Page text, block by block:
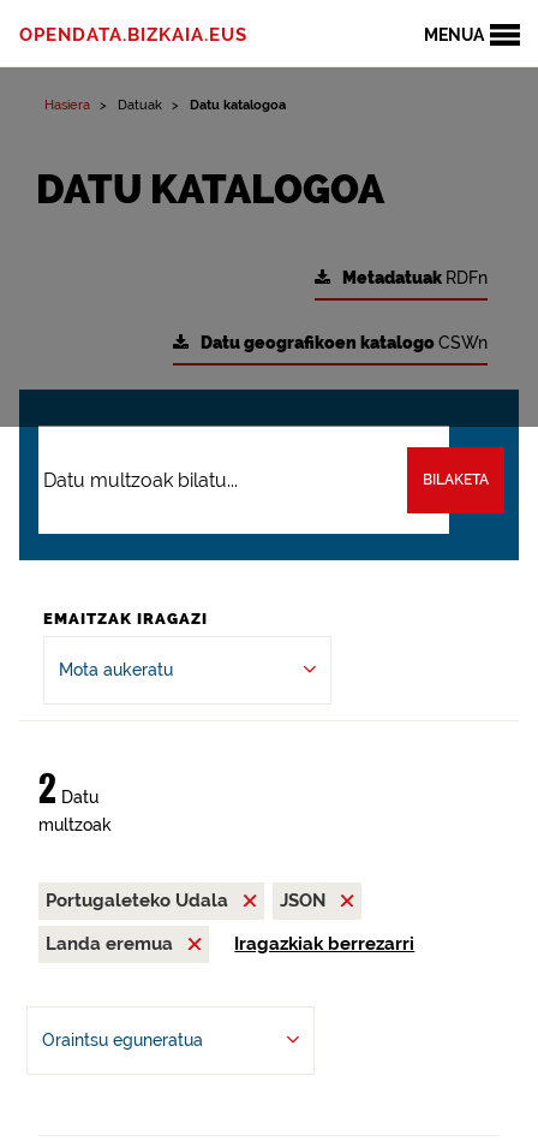
MENUA
OPENDATA.BIZKAIA.EUS
Hasiera Datuak Datu katalogoa
DATU KATALOGOA
Metadatuak RDFn
Datu geografikoen katalogoCSWn
BILAKETA
EMAITZAK IRAGAZI
Mota aukeratu
2 Datu
multzoak
Portugaleteko Udala
JSON
Landa eremua
Iragazkiak berrezarri
Oraintsu eguneratua